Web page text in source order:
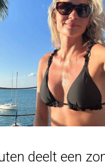
deelt een